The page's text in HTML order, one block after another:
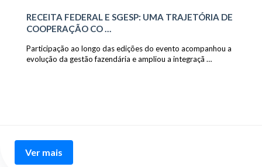
RECEITA FEDERAL E SGESP: UMA TRAJETÓRIA DE
COOPERAÇÃO CO …
Participação ao longo das edições do evento acompanhou a
evolução da gestão fazendária e ampliou a integraçã …
Ver mais